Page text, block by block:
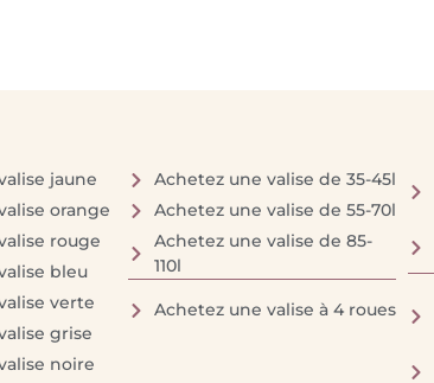
jaune
orange
rouge
bleu
verte
grise
noire
Achetez une valise de 35-45l
Achetez une valise de 55-70l
Achetez une valise de 85-
110l
Achetez une valise à 4 roues